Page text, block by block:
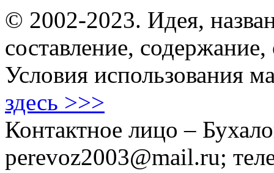
© 2002-2023. Идея,
составление,
Условия использования
здесь >>>
Контактное лицо –
perevoz2003@mail.ru;